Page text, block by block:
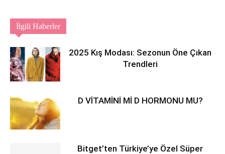
İlgili Haberler
2025 Kış Modası: Sezonun Öne Çıkan
Trendleri
D VİTAMİNİ Mİ D HORMONU MU?
Bitget’ten Türkiye’ye Özel Süper